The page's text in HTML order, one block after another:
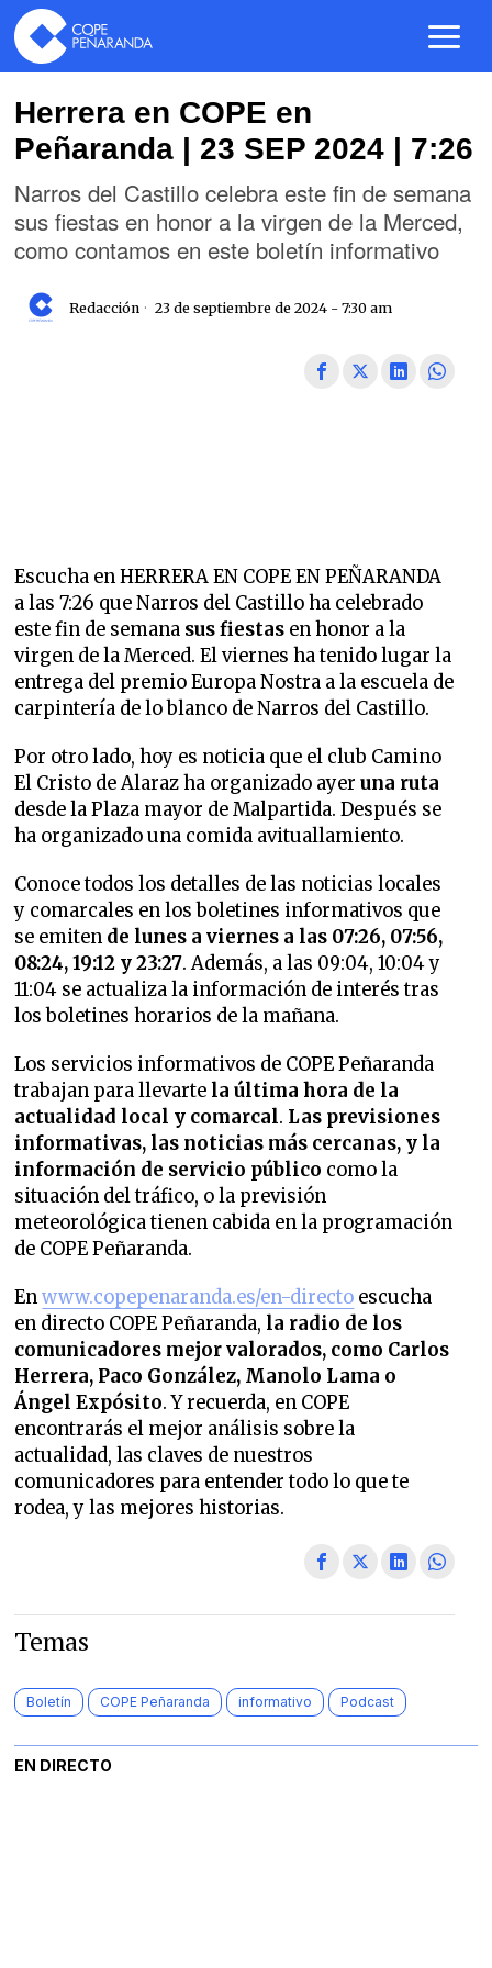
Herrera en COPE en
Peñaranda | 23 SEP 2024 | 7:26
Narros del Castillo celebra este fin de semana
sus fiestas en honor a la virgen de la Merced,
como contamos en este boletín informativo
Redacción 23 de septiembre de 2024 - 7:30 am
Escucha en HERRERA EN COPE EN PEÑARANDA
a las 7:26 que Narros del Castillo ha celebrado
este fin de semana sus fiestas en honor a la
virgen de la Merced. El viernes ha tenido lugar la
entrega del premio Europa Nostra a la escuela de
carpintería de lo blanco de Narros del Castillo.
Por otro lado, hoy es noticia que el club Camino
El Cristo de Alaraz ha organizado ayeruna ruta
desde la Plaza mayor de Malpartida. Después se
ha organizado una comida avituallamiento.
Conoce todos los detalles de las noticias locales
y comarcales en los boletines informativos que
se emiten de lunes a viernes a las 07:26, 07:56,
08:24, 19:12 y 23:27. Además, a las 09:04, 10:04 y
11:04 se actualiza la información de interés tras
los boletines horarios de la mañana.
Los servicios informativos de COPE Peñaranda
trabajan para llevarte la última hora de la
actualidad local y comarcal. Las previsiones
informativas, las noticias más cercanas, y la
información de servicio público como la
situación del tráfico, o la previsión
meteorológica tienen cabida en la programación
de COPE Peñaranda.
Enwww.copepenaranda.es/en-directo escucha
en directo COPE Peñaranda, la radio de los
comunicadores mejor valorados, como Carlos
Herrera, Paco González, Manolo Lama o
Ángel Expósito. Y recuerda, en COPE
encontrarás el mejor análisis sobre la
actualidad, las claves de nuestros
comunicadores para entender todo lo que te
rodea, y las mejores historias.
Temas
Boletín COPE Peñaranda informativo Podcast
EN DIRECTO